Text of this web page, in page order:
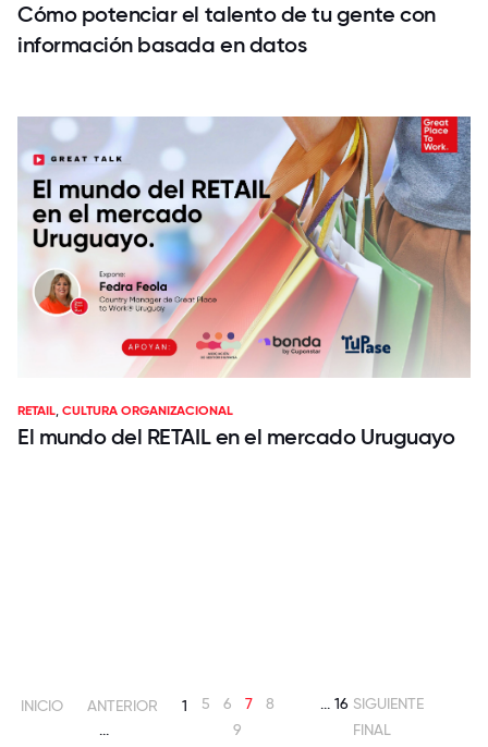
Cómo potenciar el talento de tu gente con
información basada en datos
RETAIL,CULTURA ORGANIZACIONAL
El mundo del RETAIL en el mercado Uruguayo
INICIO ANTERIOR
1
5 6 7
8
9
16 SIGUIENTE
FINAL